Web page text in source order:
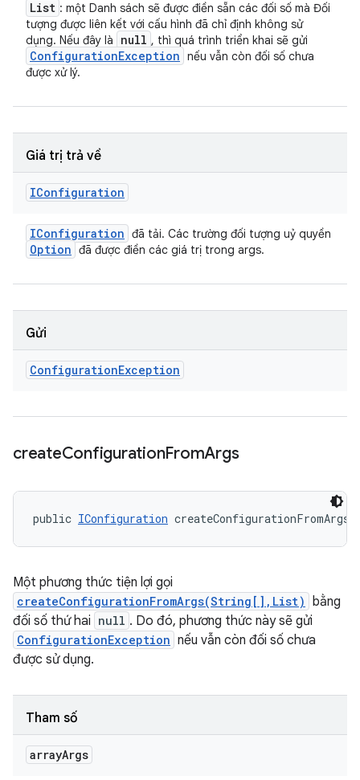
List : một Danh sách sẽ được điền sẵn các đối số mà Đối
tượng được liên kết với cấu hình đã chỉ định không sử
dụng. Nếu đây là
null , thì quá trình triển khai sẽ gửi
ConfigurationException nếu vẫn còn đối số chưa
được xử lý.
Giá trị trả về
IConfiguration
IConfiguration đã tải. Các trường đối tượng uỷ quyền
Option đã được điền các giá trị trong args.
Gửi
ConfigurationException
createConfigurationFromArgs
public IConfiguration
Một phương thức tiện lợi gọi
createConfigurationFromArgs(String[],List) bằng
đối số thứ hai null . Do đó, phương thức này sẽ gửi
ConfigurationException nếu vẫn còn đối số chưa
được sử dụng.
Tham số
arrayArgs